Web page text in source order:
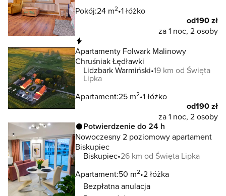
Pokój:24 m2 1 łóżko
od190 zł
za 1 noc, 2 osoby
Apartamenty Folwark Malinowy
Chruśniak Łędławki
Lidzbark Warmiński 19 km od Święta
Lipka
Apartament:25 m2 1 łóżko
od190 zł
za 1 noc, 2 osoby
Potwierdzenie do 24 h
Nowoczesny 2 poziomowy apartament
Biskupiec
Biskupiec 26 km od Święta Lipka
Apartament:50 m2 2 łóżka
Bezpłatna anulacja